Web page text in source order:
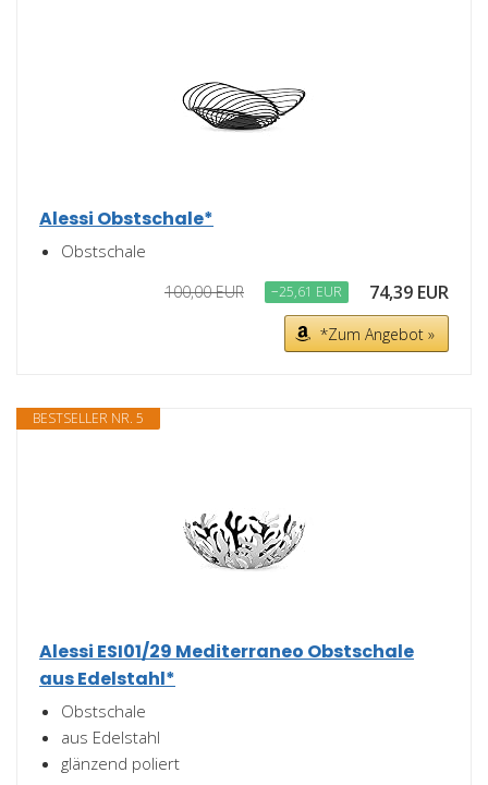
Alessi Obstschale*
Obstschale
100,00 EUR −25,61 EUR 74,39 EUR
*Zum Angebot »
BESTSELLER NR. 5
Alessi ESI01/29 Mediterraneo Obstschale
aus Edelstahl*
Obstschale
aus Edelstahl
glänzend poliert